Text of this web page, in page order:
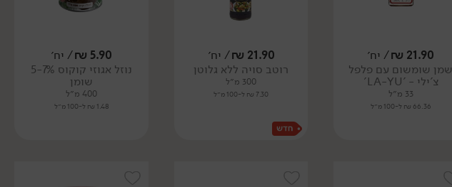
21.90
₪/ יח׳
שמן שומשום עם פלפל
צ'ילי - 'LA-YU'
33 מ״ל
66.36 ₪ ל-100 מ״ל
21.90
₪/ יח׳
רוטב סויה ללא גלוטן
300 מ״ל
7.30 ₪ ל-100 מ״ל
5.90
₪/ יח׳
נוזל אגוזי קוקוס 5-7%
שומן
400 מ״ל
1.48 ₪ ל-100 מ״ל